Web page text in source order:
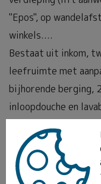
"Epos", op
winkels....
Bestaat uit inkom,
leefruimte met
bijhorende berging,
inloopdouche en
berging. Een
Huurprijs is 795
gemeenschappelijke